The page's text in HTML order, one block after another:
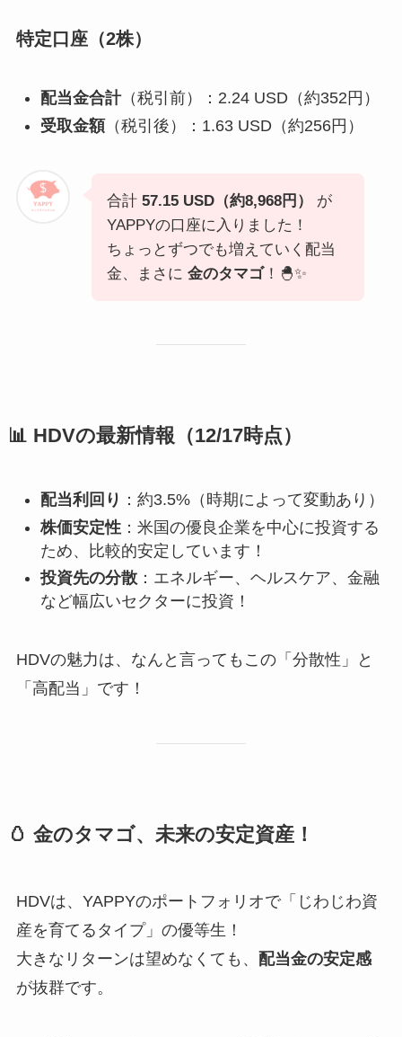
特定口座（2株）
配当金合計（税引前）：2.24 USD（約352円）
受取金額（税引後）：1.63 USD（約256円）
合計 57.15 USD（約8,968円）
が
YAPPYの口座に入りました！
ちょっとずつでも増えていく配当
金、まさに 金のタマゴ！🐣✨
📊 HDVの最新情報（12/17時点）
配当利回り ：約3.5%（時期によって変動あり）
株価安定性：米国の優良企業を中心に投資する
ため、比較的安定しています！
投資先の分散：エネルギー、ヘルスケア、金融
など幅広いセクターに投資！
HDVの魅力は、なんと言ってもこの「分散性」と
「高配当」です！
🥚 金のタマゴ、未来の安定資産！
HDVは、YAPPYのポートフォリオで「じわじわ資
産を育てるタイプ」の優等生！
大きなリターンは望めなくても、 配当金の安定感
が抜群です。